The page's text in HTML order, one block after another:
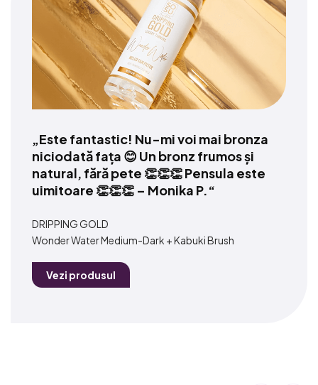
Este fantastic! Nu-mi voi mai bronza
niciodată fața 😊 Un bronz frumos și
natural, fără pete 👏👏👏 Pensula este
uimitoare 👏👏👏 – Monika P.
DRIPPING GOLD
Wonder Water Medium-Dark + Kabuki Brush
Vezi produsul